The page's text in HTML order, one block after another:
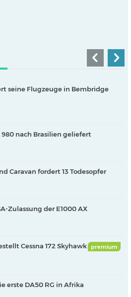
seine Flugzeuge in Bembridge
980 nach Brasilien geliefert
Caravan fordert 13 Todesopfer
Zulassung der E1000 AX
Cessna 172 Skyhawk premium
erste DA50 RG in Afrika